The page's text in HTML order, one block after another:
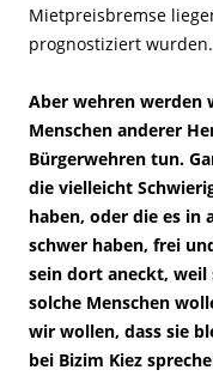
Mietpreisbremse
prognostiziert
Aber wehren werden
Menschen anderer
Bürgerwehren tun.
die vielleicht
haben, oder die es in
schwer haben, frei
sein dort aneckt, weil
solche Menschen
wir wollen, dass sie
bei Bizim Kiez